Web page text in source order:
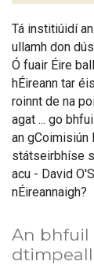
Tá institiúidí
ullamh don
Ó fuair Éire
hÉireann tar
roinnt de na
agat ... go
an gCoimisiún
státseirbhíse
acu - David
nÉireannaigh?
An bhfuil